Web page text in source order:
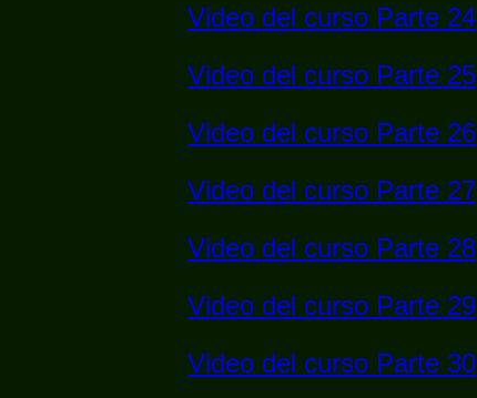
Video del curso Parte 24
Video del curso Parte 25
Video del curso Parte 26
Video del curso Parte 27
Video del curso Parte 28
Video del curso Parte 29
Video del curso Parte 30